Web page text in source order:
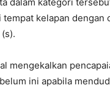
tempat kelapan dengan
mengekalkan
ini apabila